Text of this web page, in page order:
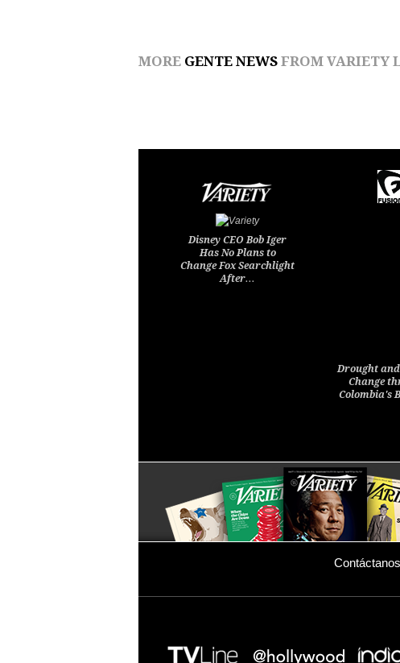
MORE GENTE NEWS FROM VARIETY
Disney CEO Bob Iger
Has No Plans to
Change Fox Searchlight
After…
Drought
Change
Colombia's
Contáctanos